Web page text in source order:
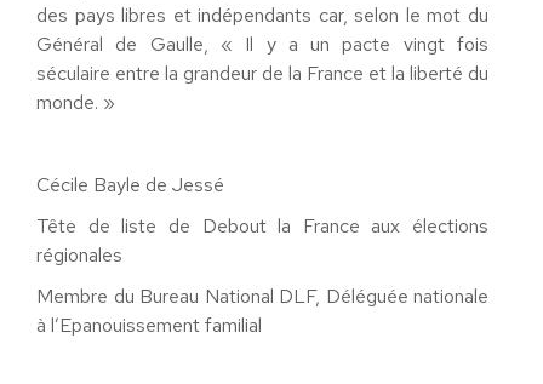
des pays libres et indépendants car, selon le mot du
Général de Gaulle, « Il y a un pacte vingt fois
séculaire entre la grandeur de la France et la liberté du
monde. »
Cécile Bayle de Jessé
Tête de liste de Debout la France aux élections
régionales
Membre du Bureau National DLF, Déléguée nationale
à l’Epanouissement familial